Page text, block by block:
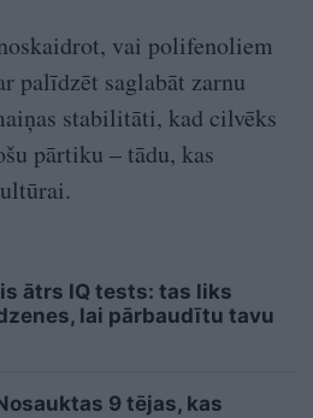
vai polifenoliem
palīdzēt saglabāt zarnu
stabilitāti, kad cilvēks
pārtiku – tādu, kas
ātrs IQ tests: tas liks
lai pārbaudītu tavu
9 tējas, kas